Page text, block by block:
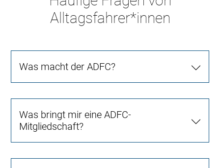
Alltagsfahrer*innen
Was macht der ADFC?
Was bringt mir eine ADFC-
Mitgliedschaft?